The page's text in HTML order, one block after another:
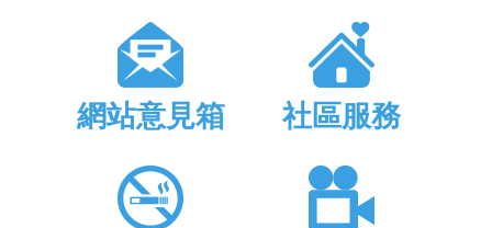
網站意見箱 社區服務